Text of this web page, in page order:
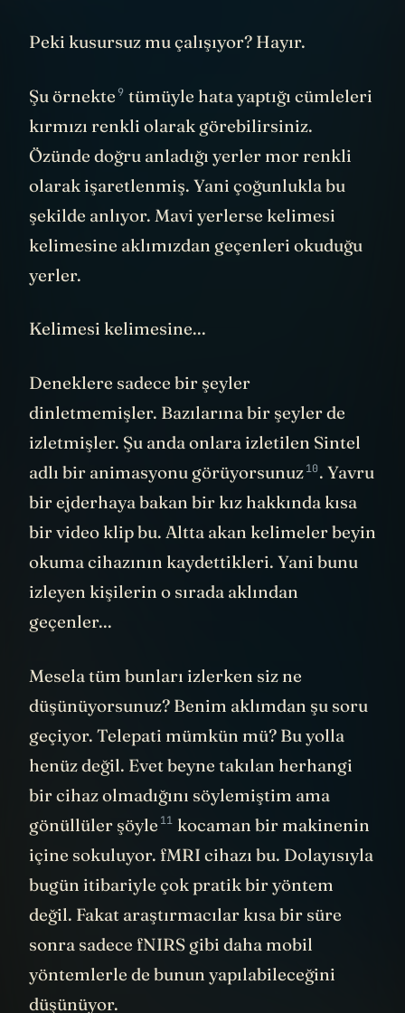
Peki kusursuz mu çalışıyor? Hayır.
Şu örnekte 9 tümüyle hata yaptığı cümleleri
kırmızı renkli olarak görebilirsiniz.
Özünde doğru anladığı yerler mor renkli
olarak işaretlenmiş. Yani çoğunlukla bu
şekilde anlıyor. Mavi yerlerse kelimesi
kelimesine aklımızdan geçenleri okuduğu
yerler.
Kelimesi kelimesine...
Deneklere sadece bir şeyler
dinletmemişler. Bazılarına bir şeyler de
izletmişler. Şu anda onlara izletilen Sintel
adlı bir animasyonu görüyorsunuz10. Yavru
bir ejderhaya bakan bir kız hakkında kısa
bir video klip bu. Altta akan kelimeler beyin
okuma cihazının kaydettikleri. Yani bunu
izleyen kişilerin o sırada aklından
geçenler...
Mesela tüm bunları izlerken siz ne
düşünüyorsunuz? Benim aklımdan şu soru
geçiyor. Telepati mümkün mü? Bu yolla
henüz değil. Evet beyne takılan herhangi
bir cihaz olmadığını söylemiştim ama
gönüllüler şöyle 11 kocaman bir makinenin
içine sokuluyor. fMRI cihazı bu. Dolayısıyla
bugün itibariyle çok pratik bir yöntem
değil. Fakat araştırmacılar kısa bir süre
sonra sadece fNIRS gibi daha mobil
yöntemlerle de bunun yapılabileceğini
düşünüyor.